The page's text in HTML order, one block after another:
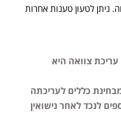
ניתן לטעון טענות אחרות
צוואה היא
כללים לעריכתה
לנכד לאחר נישואין